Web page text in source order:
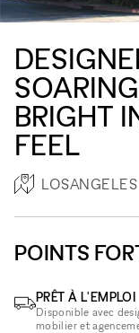
BRIGHT
FEEL
LOSANGELES
POINTS
PRÊT À L'EMPLOI
Disponible avec
mobilier et